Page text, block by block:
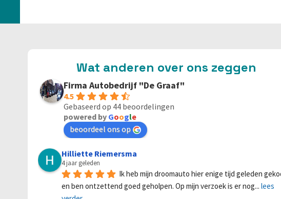
Wat anderen over ons zeggen
Firma Autobedrijf "De Graaf"
4.5
Gebaseerd op 44 beoordelingen
powered by Google
beoordeel ons op
Hilliette Riemersma
4 jaar geleden
Ik heb mijn droomauto hier enige tijd geleden
en ben ontzettend goed geholpen. Op mijn verzoek is er nog... lees